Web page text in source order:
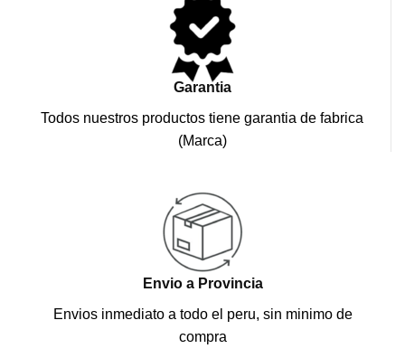
Garantia
Todos nuestros productos tiene garantia de fabrica
(Marca)
Envio a Provincia
Envios inmediato a todo el peru, sin minimo de
compra